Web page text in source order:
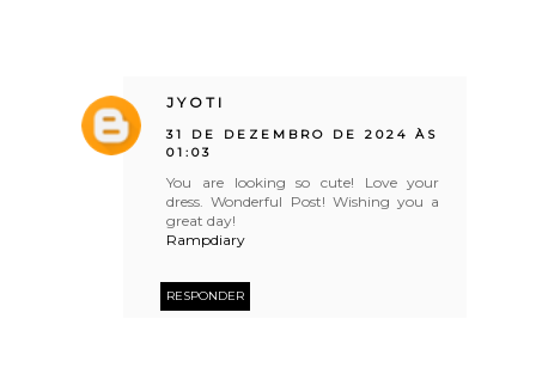
JYOTI
31 DE DEZEMBRO DE 2024 ÀS
01:03
You are looking so cute! Love your
dress. Wonderful Post! Wishing you a
great day!
Rampdiary
RESPONDER